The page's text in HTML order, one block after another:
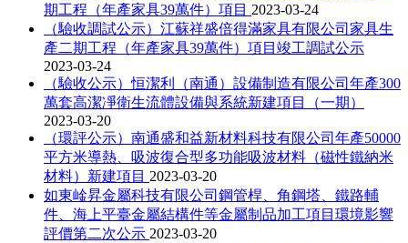
期工程（年產家具39萬件）項目 2023-03-24
（驗收調試公示）江蘇祥盛倍得滿家具有限公司家具生
產二期工程（年產家具39萬件）項目竣工調試公示
2023-03-24
（驗收公示）恒潔利（南通）設備制造有限公司年產300
萬套高潔凈衛生流體設備與系統新建項目（一期）
2023-03-20
（環評公示）南通盛和益新材料科技有限公司年產50000
平方米導熱、吸波復合型多功能吸波材料（磁性鐵納米
材料）新建項目 2023-03-20
如東崯昇金屬科技有限公司鋼管桿、角鋼塔、鐵路輔
件、海上平臺金屬結構件等金屬制品加工項目環境影響
評價第二次公示 2023-03-20